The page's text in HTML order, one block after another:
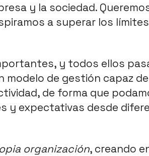
y la sociedad.
a superar los
y todos ellos
de gestión capaz
de forma que
y expectativas desde
organización, creando